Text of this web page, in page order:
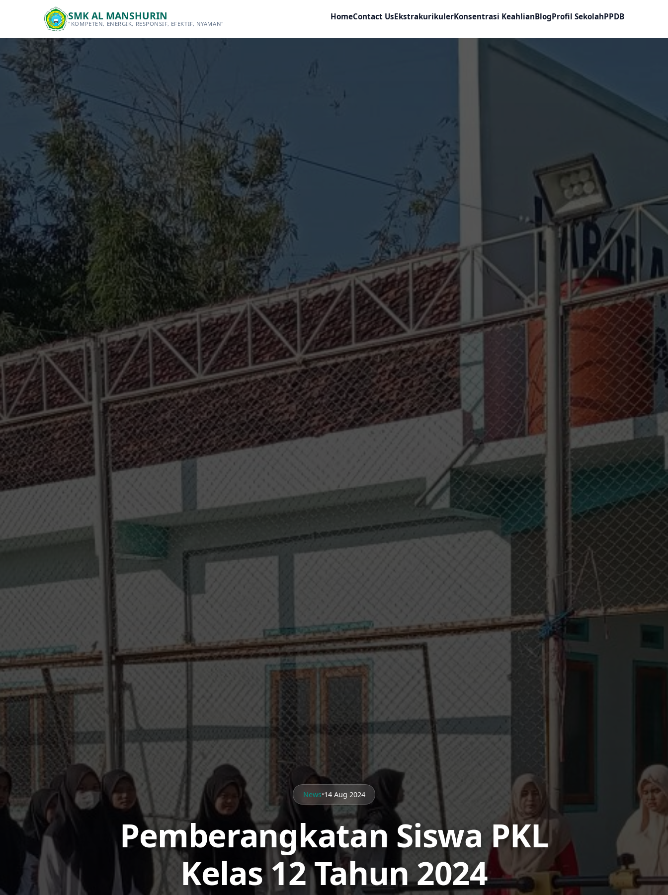
SMK AL MANSHURIN
"KOMPETEN, ENERGIK, RESPONSIF, EFEKTIF, NYAMAN"
HomeContact UsEkstrakurikulerKonsentrasi KeahlianBlogProfil SekolahPPDB
News•14 Aug 2024
Pemberangkatan Siswa PKL
Kelas 12 Tahun 2024